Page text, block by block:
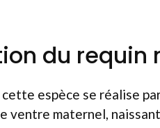
du requin
espèce se réalise
ventre maternel,